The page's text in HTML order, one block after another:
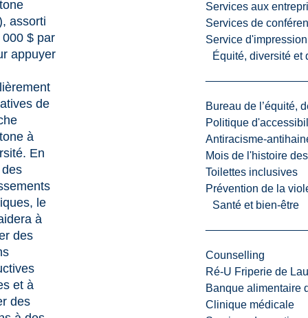
Services aux
Services de
Service d'impression
Équité, diversité et
Bureau de l’équité,
Politique
Antiracisme-
Mois de l'histoire
Toilettes inclusives
Prévention de la
Santé et bien-être
Counselling
Ré-U Friperie de
Banque alimentaire
Clinique médicale
assorti
$ par
appuyer
de
à
En
le
à
des
et à
des